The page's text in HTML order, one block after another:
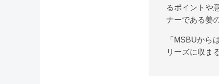
るポイントや
ナーである姜
「MSBUから
リーズに収ま